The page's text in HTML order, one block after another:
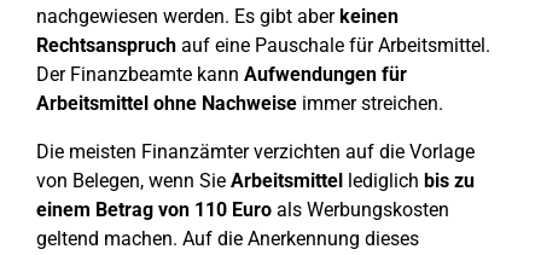
nachgewiesen werden. Es gibt aberkeinen
Rechtsanspruch auf eine Pauschale für Arbeitsmittel.
Der Finanzbeamte kann Aufwendungen für
Arbeitsmittel ohne Nachweise immer streichen.
Die meisten Finanzämter verzichten auf die Vorlage
von Belegen, wenn Sie Arbeitsmittel lediglich bis zu
einem Betrag von 110 Euro als Werbungskosten
geltend machen. Auf die Anerkennung dieses